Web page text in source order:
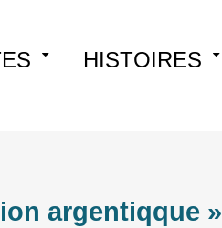
HISTOIRES
argentiqque »